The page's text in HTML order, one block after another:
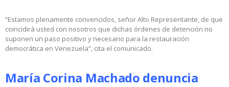
“Estamos plenamente convencidos, señor Alto Representante, de que
coincidirá usted con nosotros que dichas órdenes de detención no
suponen un paso positivo y necesario para la restauración
democrática en Venezuela”, cita el comunicado.
María Corina Machado denuncia